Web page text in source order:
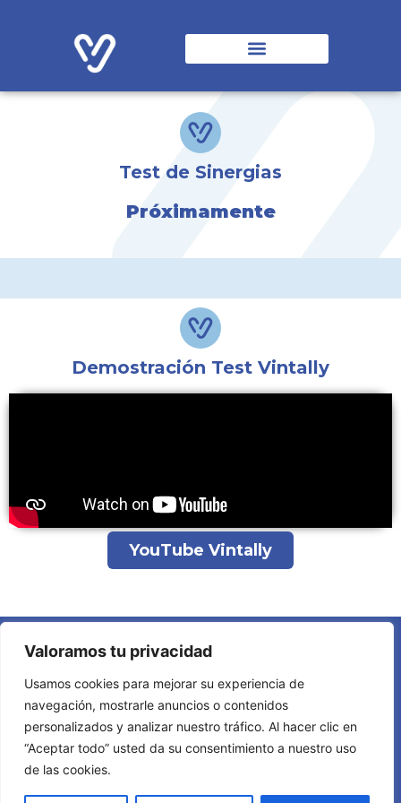
Valoramos tu privacidad
Usamos cookies para mejorar su experiencia de
navegación, mostrarle anuncios o contenidos
personalizados y analizar nuestro tráfico. Al hacer clic en
“Aceptar todo” usted da su consentimiento a nuestro uso
de las cookies.
Test de Sinergias
Próximamente
Demostración Test Vintally
YouTube Vintally
Términos y Condiciones| Política de Privacidad|Política
© 2026 Vintally. Todos los derechos reservados.